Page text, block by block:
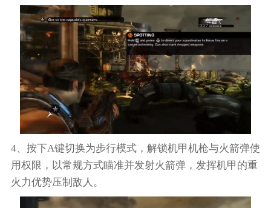
4、按下A键切换为步行模式，解锁机甲机枪与火箭弹使
用权限，以常规方式瞄准并发射火箭弹，发挥机甲的重
火力优势压制敌人。